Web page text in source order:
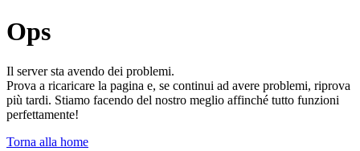
Ops
Il server sta avendo dei problemi.
Prova a ricaricare la pagina e, se continui ad avere problemi, riprova
più tardi. Stiamo facendo del nostro meglio affinché tutto funzioni
perfettamente!
Torna alla home